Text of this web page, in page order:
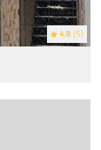
4.8 (5)